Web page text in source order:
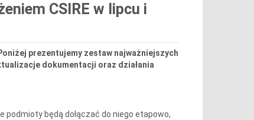
CSIRE w lipcu i
prezentujemy zestaw najważniejszych
dokumentacji oraz działania
podmioty będą dołączać do niego etapowo,